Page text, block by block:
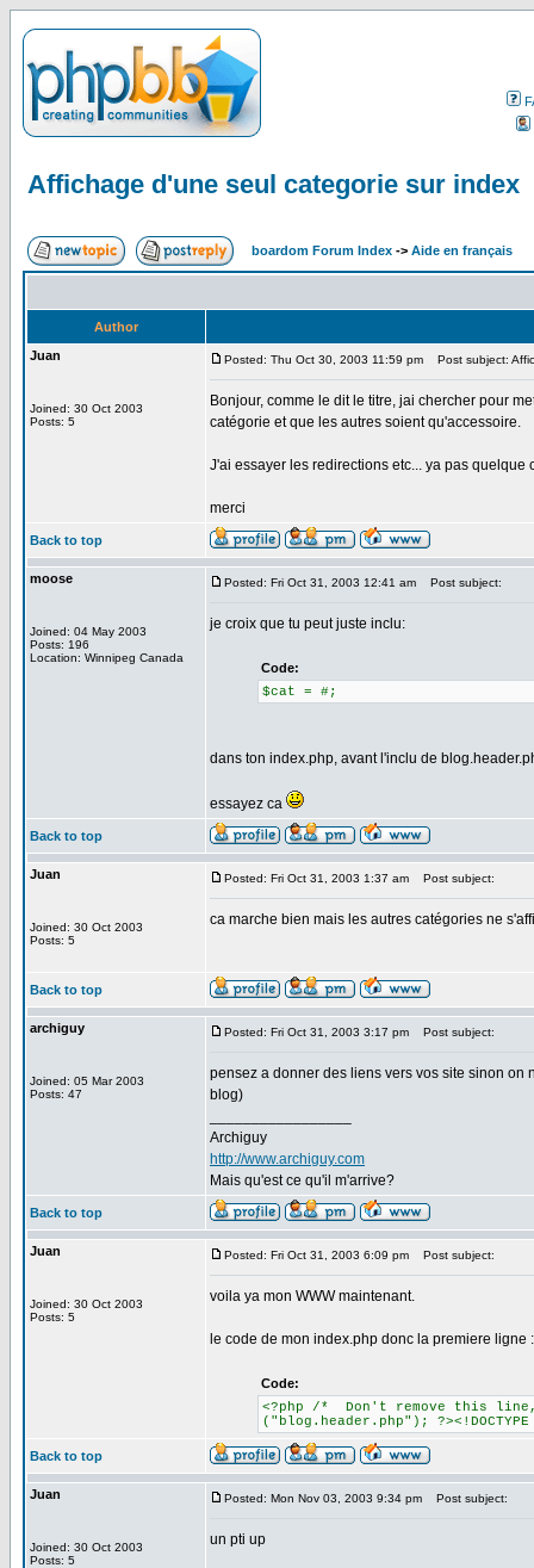
Affichage d'une seul categorie sur index
boardom Forum Index -> Aide en français
Author
Juan
Joined: 30 Oct 2003
Posts: 5
Posted: Thu Oct 30, 2003 11:59 pm Post subject:
Bonjour, comme le dit le titre, jai chercher pour
catégorie et que les autres soient qu'accessoire.
J'ai essayer les redirections etc... ya pas
merci
Back to top
moose
Joined: 04 May 2003
Posts: 196
Location: Winnipeg Canada
Posted: Fri Oct 31, 2003 12:41 am Post subject:
je croix que tu peut juste inclu:
Code:
$cat = #;
dans ton index.php, avant l'inclu de
essayez ca
Back to top
Juan
Joined: 30 Oct 2003
Posts: 5
Posted: Fri Oct 31, 2003 1:37 am Post subject:
ca marche bien mais les autres catégories ne
Back to top
archiguy
Joined: 05 Mar 2003
Posts: 47
Posted: Fri Oct 31, 2003 3:17 pm Post subject:
pensez a donner des liens vers vos site sinon on
blog)
Archiguy
http://www.archiguy.com
Mais qu'est ce qu'il m'arrive?
Back to top
Juan
Joined: 30 Oct 2003
Posts: 5
Posted: Fri Oct 31, 2003 6:09 pm Post subject:
voila ya mon WWW maintenant.
le code de mon index.php donc la premiere ligne :
Code:
<?php /* Don't remove this
("blog.header.php");
Back to top
Juan
Joined: 30 Oct 2003
Posts: 5
Posted: Mon Nov 03, 2003 9:34 pm Post subject:
un pti up